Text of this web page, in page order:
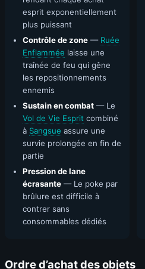
esprit exponentiellement
plus puissant
Contrôle de zone — Ruée
Enflammée laisse une
traînée de feu qui gêne
les repositionnements
ennemis
Sustain en combat — Le
Vol de Vie Esprit combiné
à Sangsue assure une
survie prolongée en fin de
partie
Pression de lane
écrasante — Le poke par
brûlure est difficile à
contrer sans
consommables dédiés
Ordre d’achat des objets